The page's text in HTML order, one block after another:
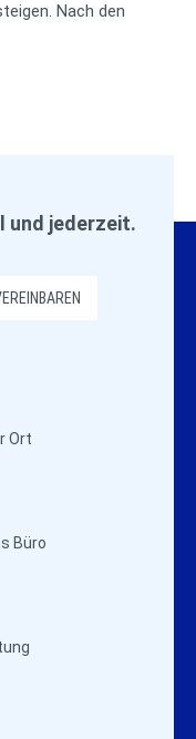
Nach den
und jederzeit.
Ort
Büro